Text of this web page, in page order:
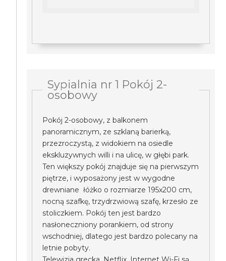
Sypialnia nr 1 Pokój 2-
osobowy
Pokój 2-osobowy, z balkonem
panoramicznym, ze szklaną barierką,
przezroczystą, z widokiem na osiedle
ekskluzywnych willi i na ulicę, w głębi park.
Ten większy pokój znajduje się na pierwszym
piętrze, i wyposażony jest w wygodne
drewniane łóżko o rozmiarze 195x200 cm,
nocną szafkę, trzydrzwiową szafę, krzesło ze
stoliczkiem. Pokój ten jest bardzo
nasłoneczniony porankiem, od strony
wschodniej, dlatego jest bardzo polecany na
letnie pobyty.